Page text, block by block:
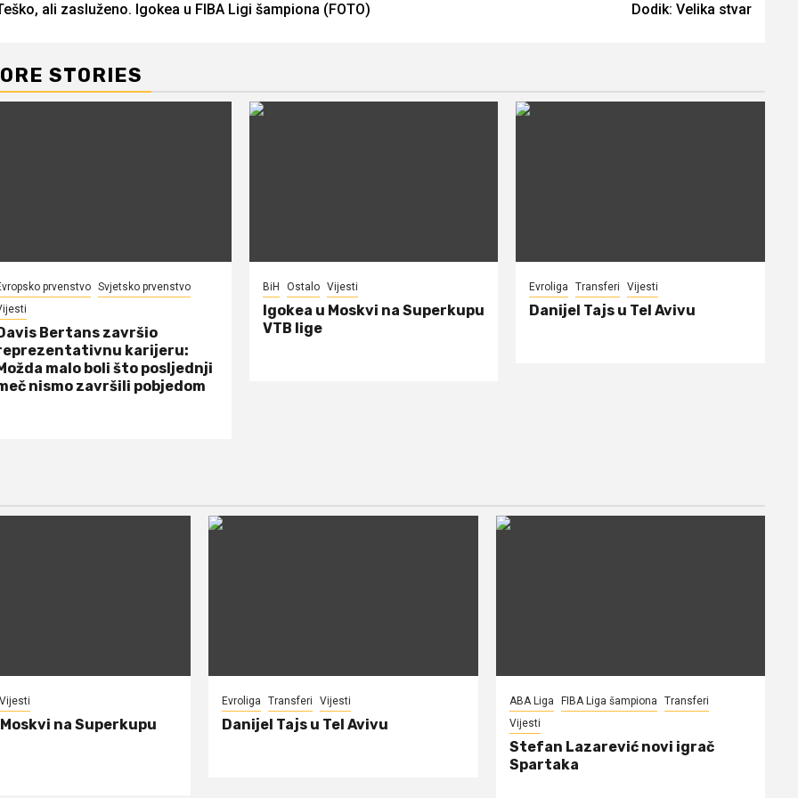
ali zasluženo. Igokea u FIBA Ligi šampiona (FOTO) Dodik: Velika stvar
STORIES
prvenstvo Svjetsko prvenstvo
Bertans završio
karijeru:
malo boli što posljednji
nismo završili pobjedom
BiH Ostalo Vijesti
Igokea u Moskvi na Superkupu
VTB lige
Evroliga Transferi Vijesti
Danijel Tajs u Tel Avivu
na Superkupu
Evroliga Transferi Vijesti
Danijel Tajs u Tel Avivu
ABA Liga FIBA Liga šampiona
Transferi
Vijesti
Stefan Lazarević novi igrač
Spartaka